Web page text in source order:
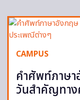
CAMPUS
คำศัพท์ภาษ
วันสำคัญทาง